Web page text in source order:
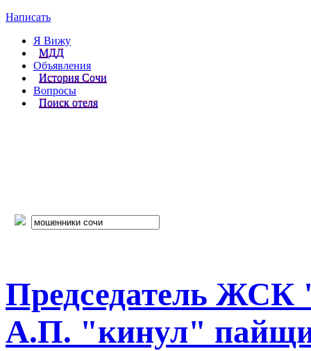
Написать
Я Вижу
МДД
Объявления
История Сочи
Вопросы
Поиск отеля
Председатель
А.П. "кинул"